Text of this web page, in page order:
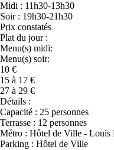
Midi : 11h30-13h30
Soir : 19h30-21h30
Prix constatés
Plat du jour :
Menu(s) midi:
Menu(s) soir:
10 €
15 à 17 €
27 à 29 €
Détails :
Capacité : 25 personnes
Terrasse : 12 personnes
Métro : Hôtel de Ville - Louis
Parking : Hôtel de Ville